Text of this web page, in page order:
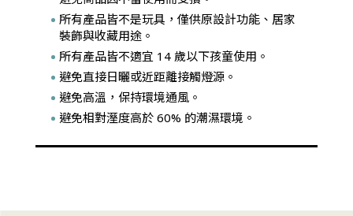
所有產品皆不是玩具，僅供原設計功能、居家
裝飾與收藏用途。
所有產品皆不適宜 14 歲以下孩童使用。
避免直接日曬或近距離接觸燈源。
避免高溫，保持環境通風。
避免相對溼度高於 60% 的潮濕環境。